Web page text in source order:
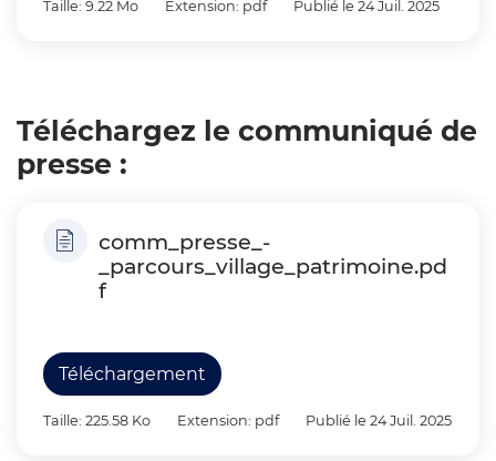
Taille: 9.22 Mo Extension: pdf Publié le 24 Juil. 2025
Téléchargez le communiqué de
presse :
comm_presse_-
_parcours_village_patrimoine.pd
f
Téléchargement
Taille: 225.58 Ko Extension: pdf Publié le 24 Juil. 2025